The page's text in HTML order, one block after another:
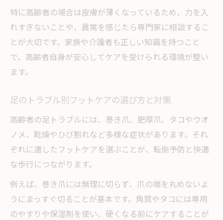
特に高齢者の場合は皮膚が薄くなっているため、力を入
れすぎないことや、異常を感じたら専門家に相談するこ
とが大切です。家族や介護者も正しい知識を持つこと
で、高齢者自身が安心してケアを受けられる環境が整い
ます。
足のトラブル別フットケアの選び方と対策
高齢者の足トラブルには、巻き爪、肥厚爪、タコやウオ
ノメ、乾燥やひび割れなど多様な症状があります。それ
ぞれに適したフットケアを選ぶことが、転倒予防と快適
な歩行につながります。
例えば、巻き爪には無理に切らず、爪の端を丸めないよ
うにまっすぐ切ることが基本です。角質やタコには専用
のやすりや保湿剤を使い、硬くなる前にケアすることが